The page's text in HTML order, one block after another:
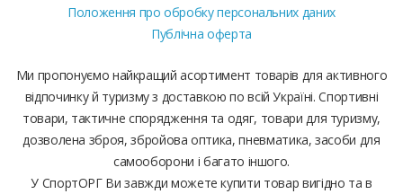
Положення про обробку персональних даних
Публічна оферта
Ми пропонуємо найкращий асортимент товарів для активного
відпочинку й туризму з доставкою по всій Україні. Спортивні
товари, тактичне спорядження та одяг, товари для туризму,
дозволена зброя, збройова оптика, пневматика, засоби для
самооборони і багато іншого.
У СпортОРГ Ви завжди можете купити товар вигідно та в